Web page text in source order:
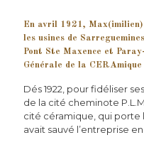
En avril 1921, Max(imilien)
les usines de
Pont Ste Maxence et
Générale de la CERAmique
Dés 1922, pour fidéliser
de la cité cheminote
cité céramique, qui porte
avait sauvé l’entreprise en